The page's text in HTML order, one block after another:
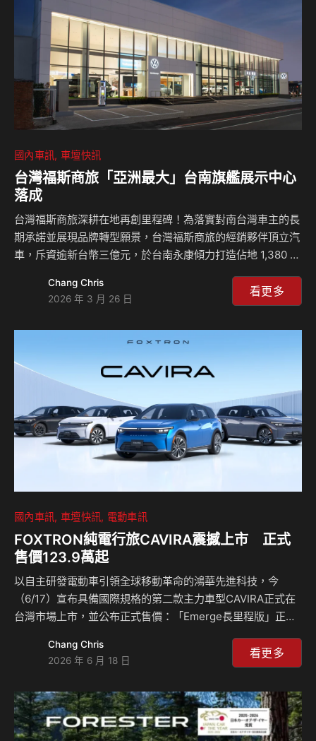
國內車訊 車壇快訊
台灣福斯商旅「亞洲最大」台南旗艦展示中心
落成
台灣福斯商旅深耕在地再創里程碑！為落實對南台灣車主的長
期承諾並展現品牌轉型願景，台灣福斯商旅的經銷夥伴頂立汽
車，斥資逾新台幣三億元，於台南永康傾力打造佔地 1,380 坪
成長動能，「亞洲最大」福斯商旅旗艦展示中心於本月 25 日
正式投入營運，以永續綠能建築落實企業社會責任，重新定義
南臺灣商旅市場 頂立汽車在地經營多年，憑藉深厚的專業營
運與售後服務實力，深受南台灣車主信賴。自 2025 年正式取
得福斯商旅經銷權後，頂立汽車展現極具前瞻性的市場佈局，
於台南精華商圈打造「台南頂立新光三越概念…
Chang Chris
2026 年 3 月 26 日
看更多
國內車訊 車壇快訊 電動車訊
FOXTRON純電行旅CAVIRA震撼上市 正式
售價123.9萬起
以自主研發電動車引領全球移動革命的鴻華先進科技，今
（6/17）宣布具備國際規格的第二款主力車型CAVIRA正式在
台灣市場上市，並公布正式售價：「Emerge長里程版」正式
元。 承襲品牌「入門即滿配」的誠意，以頂級規格與卓越續
航力，正式開啟台灣純電SUV市場的全新紀元。 自5月20日啟
性能，迅速引發全台消費者與科技迷的強烈關注，接單數超過
1,000張，不僅展現台灣消費者對FOXTRON品牌的信賴，更
Chang Chris
2026 年 6 月 18 日
看更多